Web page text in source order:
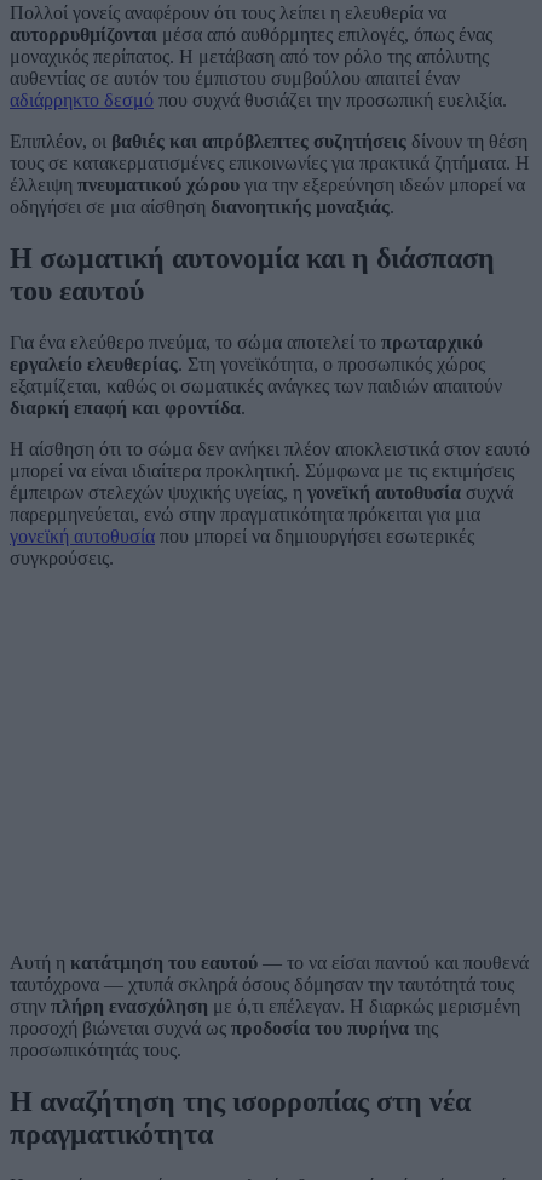
Πολλοί γονείς αναφέρουν ότι τους λείπει η ελευθερία να
αυτορρυθμίζονται μέσα από αυθόρμητες επιλογές, όπως ένας
μοναχικός περίπατος. Η μετάβαση από τον ρόλο της απόλυτης
αυθεντίας σε αυτόν του έμπιστου συμβούλου απαιτεί έναν
αδιάρρηκτο δεσμό που συχνά θυσιάζει την προσωπική ευελιξία.
Επιπλέον, οι βαθιές και απρόβλεπτες συζητήσεις δίνουν τη θέση
τους σε κατακερματισμένες επικοινωνίες για πρακτικά ζητήματα. Η
έλλειψη πνευματικού χώρου για την εξερεύνηση ιδεών μπορεί να
οδηγήσει σε μια αίσθηση διανοητικής μοναξιάς.
Η σωματική αυτονομία και η διάσπαση
του εαυτού
Για ένα ελεύθερο πνεύμα, το σώμα αποτελεί το πρωταρχικό
εργαλείο ελευθερίας. Στη γονεϊκότητα, ο προσωπικός χώρος
εξατμίζεται, καθώς οι σωματικές ανάγκες των παιδιών απαιτούν
διαρκή επαφή και φροντίδα.
Η αίσθηση ότι το σώμα δεν ανήκει πλέον αποκλειστικά στον εαυτό
μπορεί να είναι ιδιαίτερα προκλητική. Σύμφωνα με τις εκτιμήσεις
έμπειρων στελεχών ψυχικής υγείας, η γονεϊκή αυτοθυσία συχνά
παρερμηνεύεται, ενώ στην πραγματικότητα πρόκειται για μια
γονεϊκή αυτοθυσία που μπορεί να δημιουργήσει εσωτερικές
συγκρούσεις.
Αυτή η κατάτμηση του εαυτού — το να είσαι παντού και πουθενά
ταυτόχρονα — χτυπά σκληρά όσους δόμησαν την ταυτότητά τους
στην πλήρη ενασχόληση με ό,τι επέλεγαν. Η διαρκώς μερισμένη
προσοχή βιώνεται συχνά ως προδοσία του πυρήνα της
προσωπικότητάς τους.
Η αναζήτηση της ισορροπίας στη νέα
πραγματικότητα